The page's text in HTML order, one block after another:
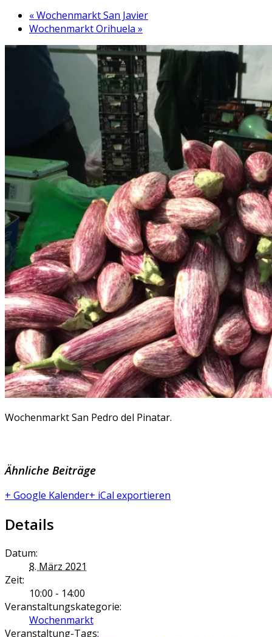
«Wochenmarkt San Javier
Wochenmarkt Orihuela »
Wochenmarkt San Pedro del Pinatar.
Ähnliche Beiträge
+ Google Kalender+ iCal exportieren
Details
Datum:
8. März 2021
Zeit:
10:00 - 14:00
Veranstaltungskategorie:
Wochenmarkt
Veranstaltung-Tags: